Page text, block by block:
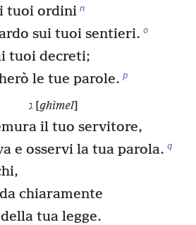
tuoi ordini n
sui tuoi sentieri. o
tuoi decreti;
le tue parole. p
ג [ghìmel]
il tuo servitore,
e osservi la tua parola. q
chiaramente
tua legge.